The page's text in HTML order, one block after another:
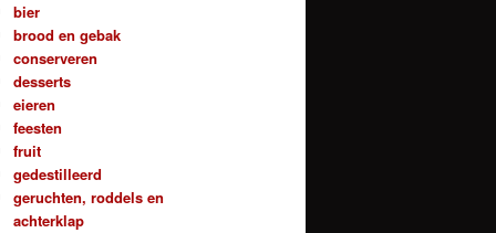
bier
brood en gebak
conserveren
desserts
eieren
feesten
fruit
gedestilleerd
geruchten, roddels en
achterklap